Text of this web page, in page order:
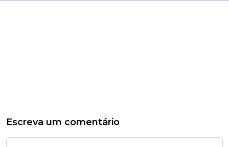
Escreva um comentário